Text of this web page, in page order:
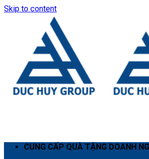
Skip to content
CUNG CẤP QUÀ TẶNG DOANH